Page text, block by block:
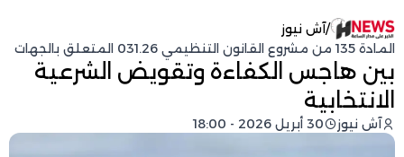
/آش نيوز
المادة 135 من مشروع القانون التنظيمي 031.26 المتعلق بالجهات
بين هاجس الكفاءة وتقويض الشرعية
الانتخابية
آش نيوز 30 أبريل 2026 - 18:00